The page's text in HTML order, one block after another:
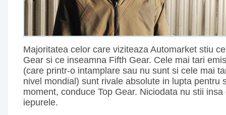
Majoritatea celor care viziteaza Automarket stiu
Gear si ce inseamna Fifth Gear. Cele mai tari
(care printr-o intamplare sau nu sunt si cele mai
nivel mondial) sunt rivale absolute in lupta pentru
moment, conduce Top Gear. Niciodata nu stii
iepurele.